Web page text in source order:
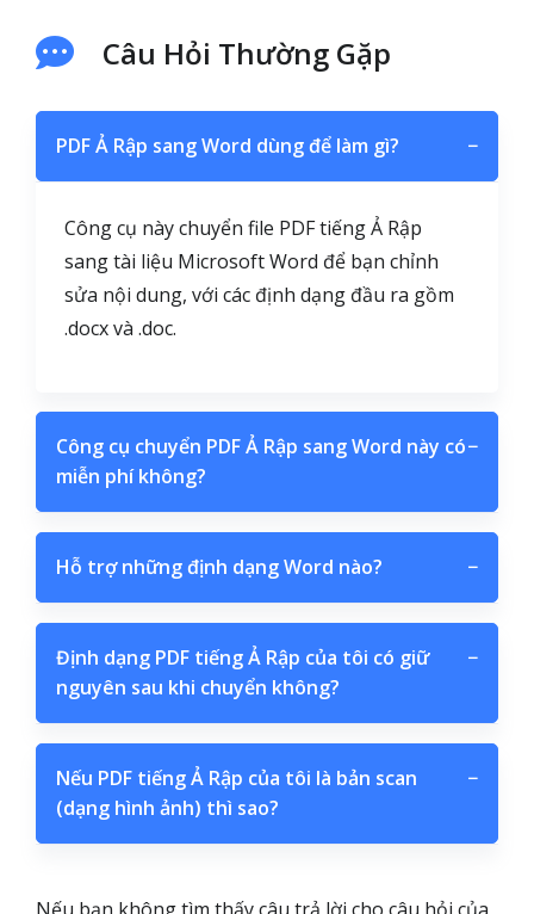
Câu Hỏi Thường Gặp
PDF Ả Rập sang Word dùng để làm gì? −
Công cụ này chuyển file PDF tiếng Ả Rập
sang tài liệu Microsoft Word để bạn chỉnh
sửa nội dung, với các định dạng đầu ra gồm
.docx và .doc.
Công cụ chuyển PDF Ả Rập sang Word này có
miễn phí không?
−
Hỗ trợ những định dạng Word nào? −
Định dạng PDF tiếng Ả Rập của tôi có giữ
nguyên sau khi chuyển không?
−
Nếu PDF tiếng Ả Rập của tôi là bản scan
(dạng hình ảnh) thì sao?
−